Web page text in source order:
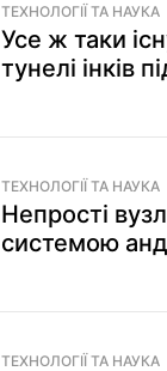
ТЕХНОЛОГІЇ ТА НАУКА
Усе ж таки
тунелі інків
ТЕХНОЛОГІЇ ТА НАУКА
Непрості
системою
ТЕХНОЛОГІЇ ТА НАУКА